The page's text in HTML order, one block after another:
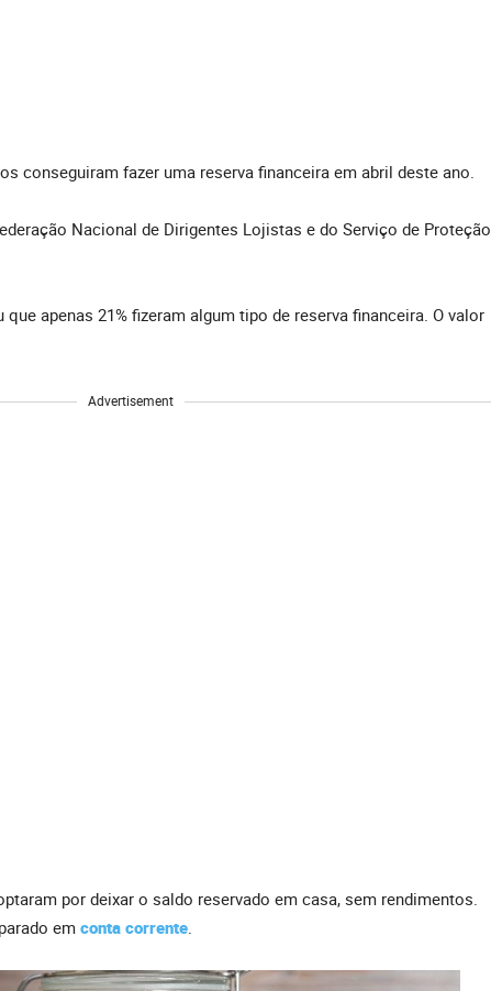
conseguiram fazer uma reserva financeira em abril deste ano.
Nacional de Dirigentes Lojistas e do Serviço de Proteção
apenas 21% fizeram algum tipo de reserva financeira. O valor
Advertisement
por deixar o saldo reservado em casa, sem rendimentos.
em conta corrente.